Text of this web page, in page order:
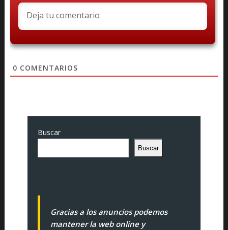
0 COMENTARIOS
Buscar
Buscar
Gracias a los anuncios podemos
mantener la web online y